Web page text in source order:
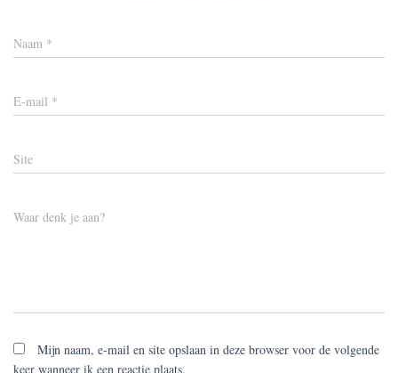
Naam *
E-mail *
Site
Waar denk je aan?
Mijn naam, e-mail en site opslaan in deze browser voor de volgende
keer wanneer ik een reactie plaats.